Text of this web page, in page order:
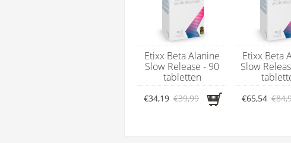
Etixx Beta Alanine
Slow Release - 90
tabletten
€34,19 €39,99
Etixx Beta
Slow
€65,54